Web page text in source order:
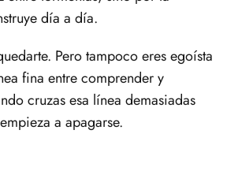
día a día.
Pero tampoco eres egoísta
fina entre comprender y
cruzas esa línea demasiadas
a apagarse.